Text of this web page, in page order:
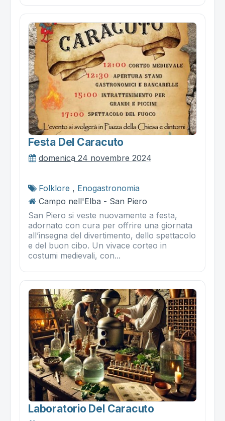
Festa Del Caracuto
domenica 24 novembre 2024
Folklore , Enogastronomia
Campo nell'Elba - San Piero
San Piero si veste nuovamente a festa,
adornato con cura per offrire una giornata
all’insegna del divertimento, dello spettacolo
e del buon cibo. Un vivace corteo in
costumi medievali, con...
Laboratorio Del Caracuto